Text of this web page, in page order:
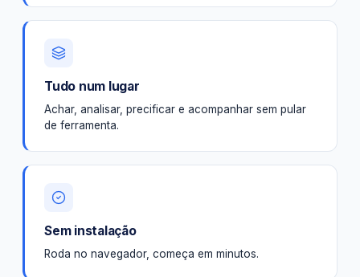
Tudo num lugar
Achar, analisar, precificar e acompanhar sem pular
de ferramenta.
Sem instalação
Roda no navegador, começa em minutos.